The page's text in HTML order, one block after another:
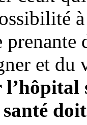
prenante
et du
l’hôpital
santé